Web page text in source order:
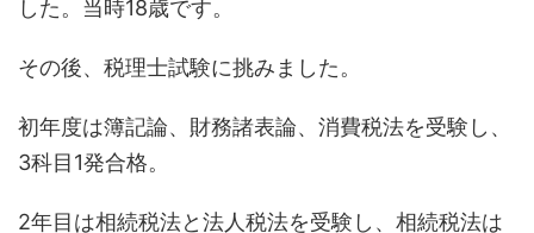
した。当時18歳です。
その後、税理士試験に挑みました。
初年度は簿記論、財務諸表論、消費税法を受験し、
3科目1発合格。
2年目は相続税法と法人税法を受験し、相続税法は